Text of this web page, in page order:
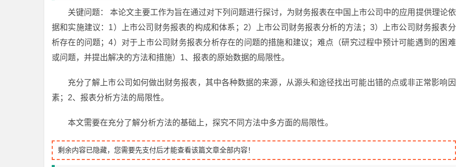
关键问题： 本论文主要工作为旨在通过对下列问题进行探讨，为财务报表在中国上市公司中的应用提供理论依
据和实施建议：1）上市公司财务报表的构成和体系；2）上市公司财务报表分析的方法；3）上市公司财务报表分
析存在的问题；4）对于上市公司财务报表分析存在的问题的措施和建议；难点（研究过程中预计可能遇到的困难
或问题，并提出解决的方法和措施）1、报表的原始数据的局限性。
充分了解上市公司如何做出财务报表，其中各种数据的来源，从源头和途径找出可能出错的点或非正常影响因
素；2、报表分析方法的局限性。
本文需要在充分了解分析方法的基础上，探究不同方法中多方面的局限性。
剩余内容已隐藏，您需要先支付后才能查看该篇文章全部内容！